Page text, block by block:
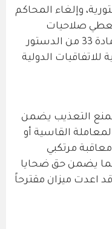
وإلغاء المحاكم
تعطي صلاحيات
قضائية لجهات إدارية. وتعديل المادة 33 من الدستور
للاتفاقيات الدولية
بمنع التعذيب يضمن
القاسية أو
مرتكبي
كما يضمن حق ضحايا
اعدت ميزان مقترحاً